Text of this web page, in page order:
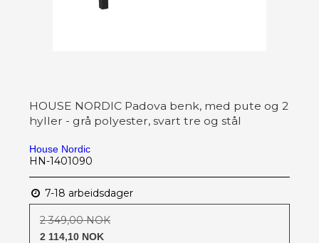
HOUSE NORDIC Padova benk, med pute og 2
hyller - grå polyester, svart tre og stål
House Nordic
HN-1401090
7-18 arbeidsdager
2 349,00 NOK
2 114,10 NOK